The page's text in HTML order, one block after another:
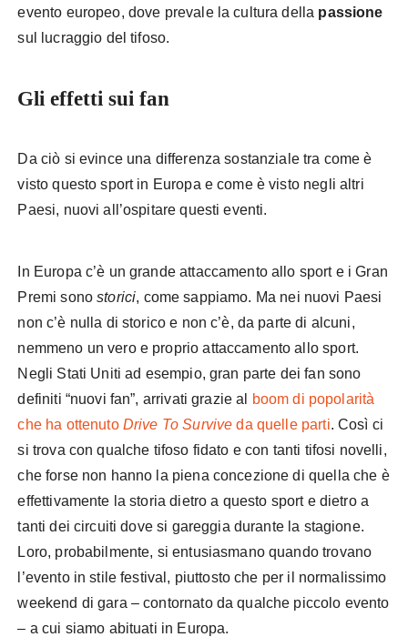
evento europeo, dove prevale la cultura della passione
sul lucraggio del tifoso.
Gli effetti sui fan
Da ciò si evince una differenza sostanziale tra come è
visto questo sport in Europa e come è visto negli altri
Paesi, nuovi all’ospitare questi eventi.
In Europa c’è un grande attaccamento allo sport e i Gran
Premi sonostorici, come sappiamo. Ma nei nuovi Paesi
non c’è nulla di storico e non c’è, da parte di alcuni,
nemmeno un vero e proprio attaccamento allo sport.
Negli Stati Uniti ad esempio, gran parte dei fan sono
definiti “nuovi fan”, arrivati grazie al
boom di popolarità
che ha ottenuto Drive To Survive da quelle parti. Così ci
si trova con qualche tifoso fidato e con tanti tifosi novelli,
che forse non hanno la piena concezione di quella che è
effettivamente la storia dietro a questo sport e dietro a
tanti dei circuiti dove si gareggia durante la stagione.
Loro, probabilmente, si entusiasmano quando trovano
l’evento in stile festival, piuttosto che per il normalissimo
weekend di gara – contornato da qualche piccolo evento
– a cui siamo abituati in Europa.